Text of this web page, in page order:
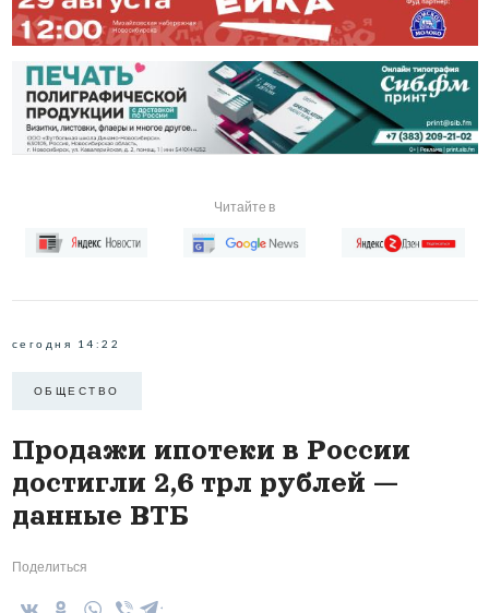
Читайте в
сегодня 14:22
ОБЩЕСТВО
Продажи ипотеки в России
достигли 2,6 трл рублей —
данные ВТБ
Поделиться